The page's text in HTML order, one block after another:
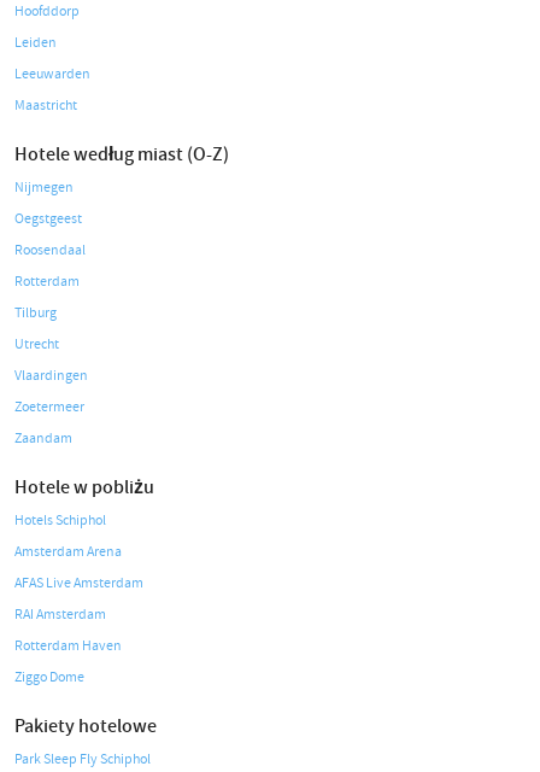
Hoofddorp
Leiden
Leeuwarden
Maastricht
Hotele według miast (O-Z)
Nijmegen
Oegstgeest
Roosendaal
Rotterdam
Tilburg
Utrecht
Vlaardingen
Zoetermeer
Zaandam
Hotele w pobliżu
Hotels Schiphol
Amsterdam Arena
AFAS Live Amsterdam
RAI Amsterdam
Rotterdam Haven
Ziggo Dome
Pakiety hotelowe
Park Sleep Fly Schiphol